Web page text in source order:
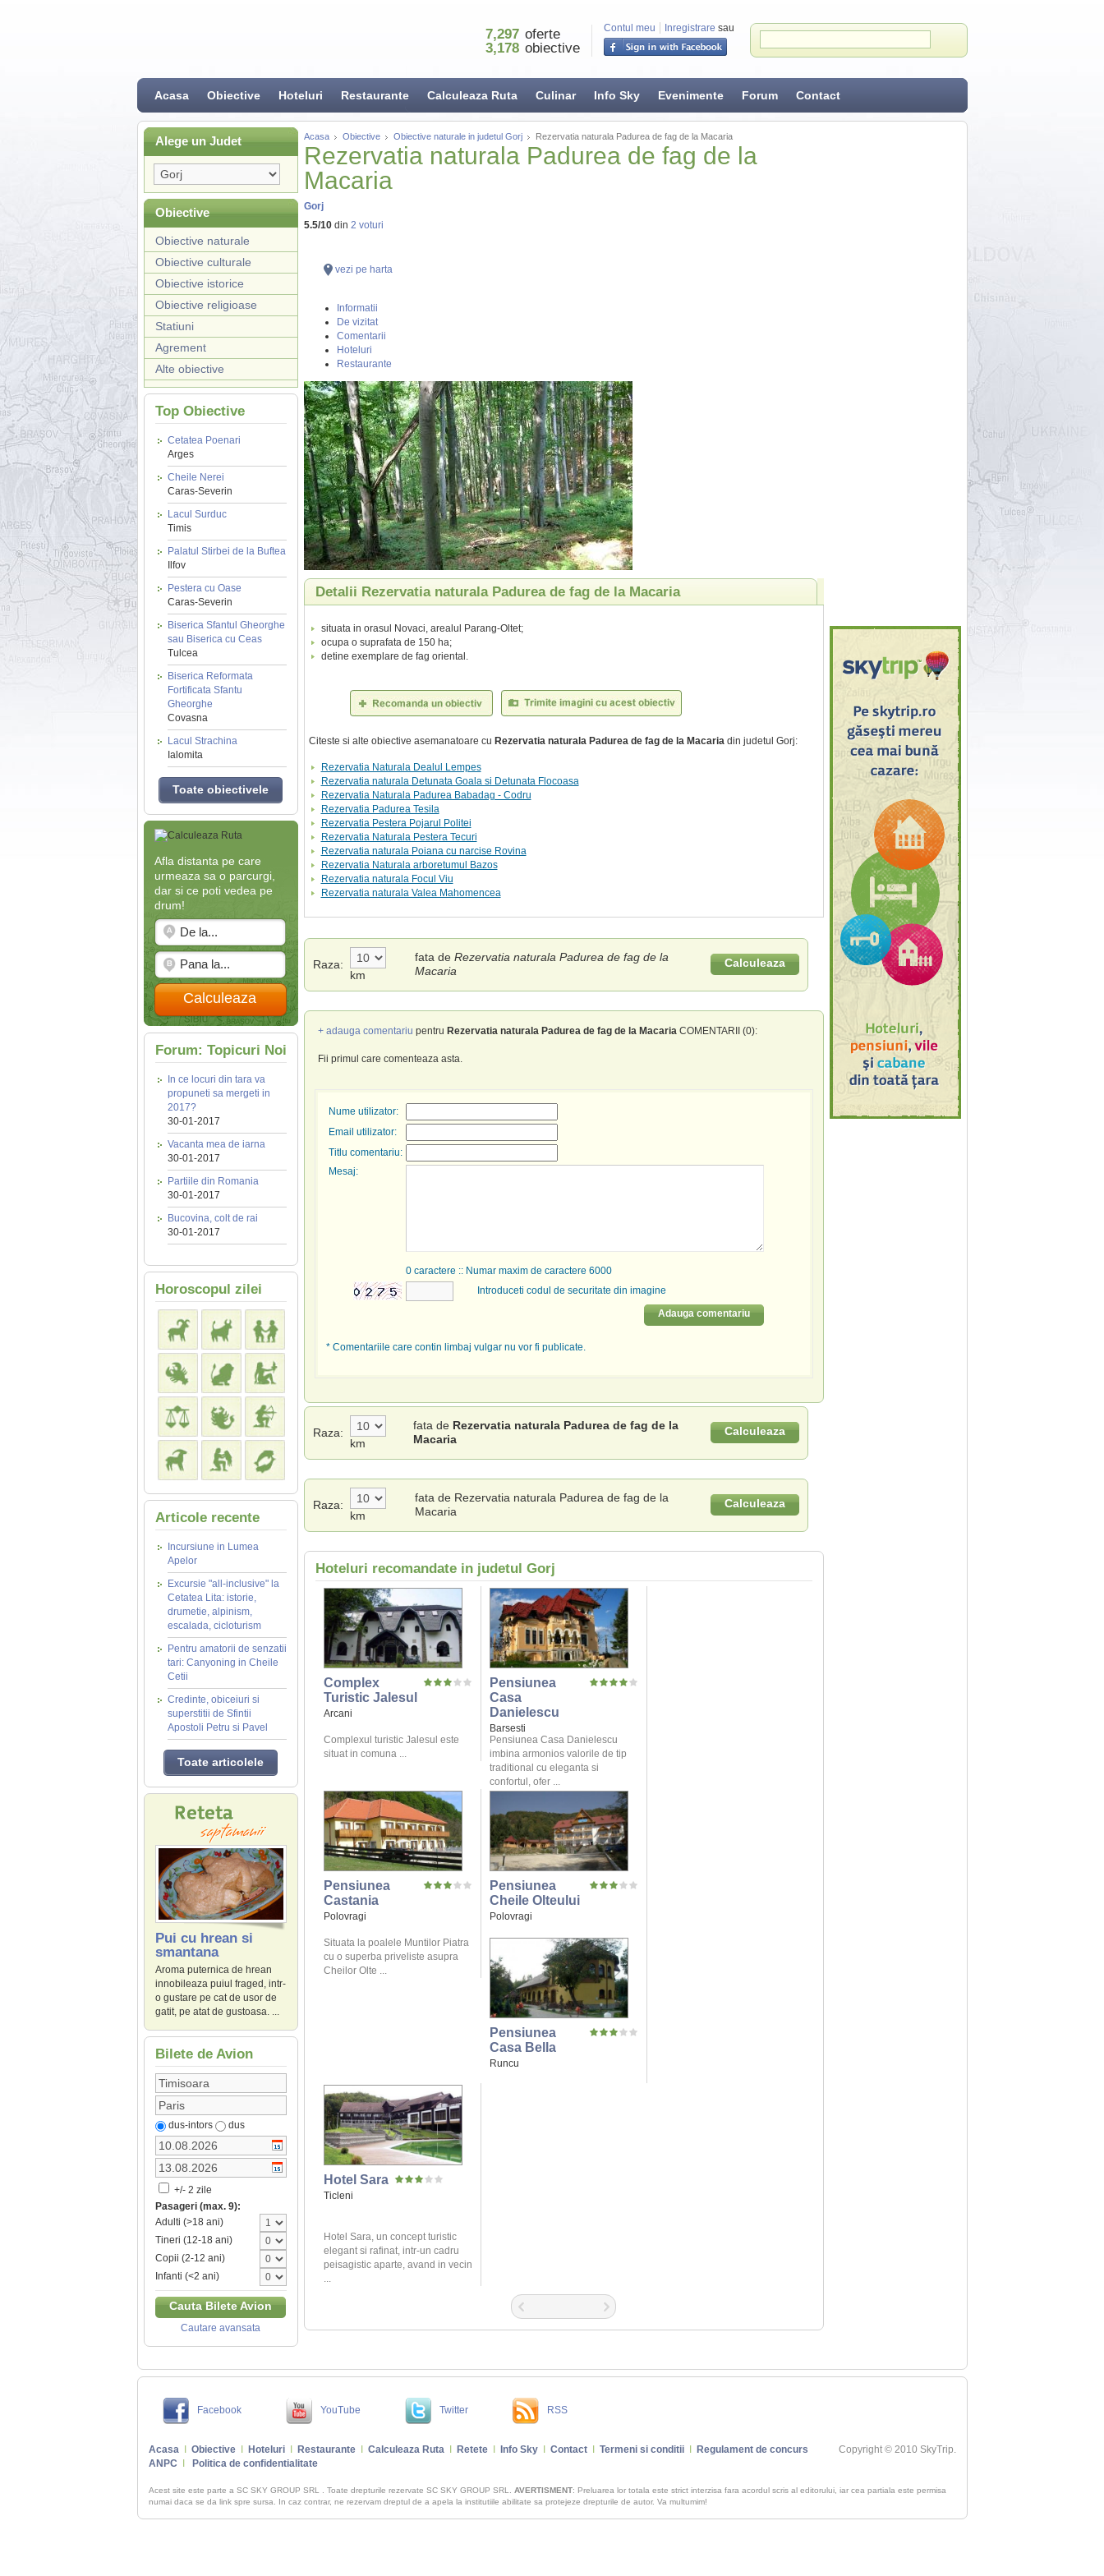
Contul meu Inregistrare sau
7,297 oferte
3,178 obiective
Acasa Obiective Hoteluri Restaurante Calculeaza Ruta Culinar Info Sky Evenimente Forum Contact
Alege un Judet
Obiective
Obiective naturale
Obiective culturale
Obiective istorice
Obiective religioase
Statiuni
Agrement
Alte obiective
Top Obiective
Cetatea Poenari
Arges
Cheile Nerei
Caras-Severin
Lacul Surduc
Timis
Palatul Stirbei de la Buftea
Ilfov
Pestera cu Oase
Caras-Severin
Biserica Sfantul Gheorghe
sau Biserica cu Ceas
Tulcea
Biserica Reformata
Fortificata Sfantu
Gheorghe
Covasna
Lacul Strachina
Ialomita
Toate obiectivele
Afla distanta pe care
urmeaza sa o parcurgi,
dar si ce poti vedea pe
drum!
Calculeaza
Forum: Topicuri Noi
In ce locuri din tara va
propuneti sa mergeti in
2017?
30-01-2017
Vacanta mea de iarna
30-01-2017
Partiile din Romania
30-01-2017
Bucovina, colt de rai
30-01-2017
Horoscopul zilei
Articole recente
Incursiune in Lumea
Apelor
Excursie "all-inclusive" la
Cetatea Lita: istorie,
drumetie, alpinism,
escalada, cicloturism
Pentru amatorii de senzatii
tari: Canyoning in Cheile
Cetii
Credinte, obiceiuri si
superstitii de Sfintii
Apostoli Petru si Pavel
Toate articolele
Pui cu hrean si
smantana
Aroma puternica de hrean
innobileaza puiul fraged, intr-
o gustare pe cat de usor de
gatit, pe atat de gustoasa. ...
Bilete de Avion
dus-intors dus
+/- 2 zile
Pasageri (max. 9):
Adulti (>18 ani)
Tineri (12-18 ani)
Copii (2-12 ani)
Infanti (<2 ani)
Cauta Bilete Avion
Cautare avansata
Acasa Obiective Obiective naturale in judetul Gorj Rezervatia naturala Padurea de fag de la Macaria
Rezervatia naturala Padurea de fag de la
Macaria
Gorj
5.5/10din 2 voturi
vezi pe harta
Informatii
De vizitat
Comentarii
Hoteluri
Restaurante
Detalii Rezervatia naturala Padurea de fag de la Macaria
situata in orasul Novaci, arealul Parang-Oltet;
ocupa o suprafata de 150 ha;
detine exemplare de fag oriental.
Citeste si alte obiective asemanatoare cu Rezervatia naturala Padurea de fag de la Macariadin judetul Gorj:
Rezervatia Naturala Dealul Lempes
Rezervatia naturala Detunata Goala si Detunata Flocoasa
Rezervatia Naturala Padurea Babadag - Codru
Rezervatia Padurea Tesila
Rezervatia Pestera Pojarul Politei
Rezervatia Naturala Pestera Tecuri
Rezervatia naturala Poiana cu narcise Rovina
Rezervatia Naturala arboretumul Bazos
Rezervatia naturala Focul Viu
Rezervatia naturala Valea Mahomencea
Raza:
km
fata de Rezervatia naturala Padurea de fag de la
Macaria
Calculeaza
+ adauga comentariu pentru Rezervatia naturala Padurea de fag de la MacariaCOMENTARII (0):
Fii primul care comenteaza asta.
Nume utilizator:
Email utilizator:
Titlu comentariu:
Mesaj:
0caractere :: Numar maxim de caractere 6000
Introduceti codul de securitate din imagine
Adauga comentariu
* Comentariile care contin limbaj vulgar nu vor fi publicate.
Raza:
km
fata de Rezervatia naturala Padurea de fag de la
Macaria
Calculeaza
Raza:
km
fata de Rezervatia naturala Padurea de fag de la
Macaria
Calculeaza
Hoteluri recomandate in judetul Gorj
Complex
Turistic Jalesul
Arcani
Complexul turistic Jalesul este
situat in comuna ...
Pensiunea
Casa
Danielescu
Barsesti
Pensiunea Casa Danielescu
imbina armonios valorile de tip
traditional cu eleganta si
confortul, ofer ...
Pensiunea
Castania
Polovragi
Situata la poalele Muntilor Piatra
cu o superba priveliste asupra
Cheilor Olte ...
Pensiunea
Cheile Olteului
Polovragi
Pensiunea
Casa Bella
Runcu
Hotel Sara
Ticleni
Hotel Sara, un concept turistic
elegant si rafinat, intr-un cadru
peisagistic aparte, avand in vecin
...
Facebook YouTube Twitter RSS
AcasaI ObiectiveI HoteluriI RestauranteI Calculeaza RutaI ReteteI Info SkyI ContactI Termeni si conditiiI
Regulament de concurs
ANPC
Politica de confidentialitate
Copyright © 2010 SkyTrip.
Acest site este parte a SC SKY GROUP SRL . Toate drepturile rezervate SC SKY GROUP SRL. AVERTISMENT: Preluarea lor totala este strict interzisa fara acordul scris al editorului, iar cea partiala este permisa
numai daca se da link spre sursa. In caz contrar, ne rezervam dreptul de a apela la institutiile abilitate sa protejeze drepturile de autor. Va multumim!